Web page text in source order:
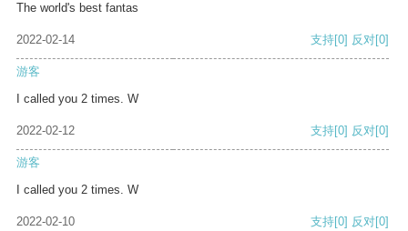
The world's best fantas
2022-02-14 支持[0] 反对[0]
游客
I called you 2 times. W
2022-02-12 支持[0] 反对[0]
游客
I called you 2 times. W
2022-02-10 支持[0] 反对[0]